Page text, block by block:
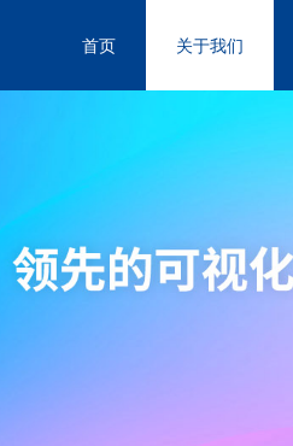
首页 关于我们